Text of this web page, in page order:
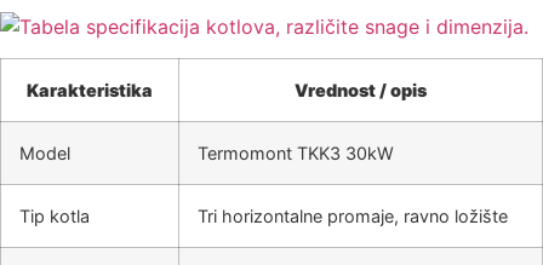
Karakteristika Vrednost / opis
Model Termomont TKK3 30kW
Tip kotla Tri horizontalne promaje, ravno ložište